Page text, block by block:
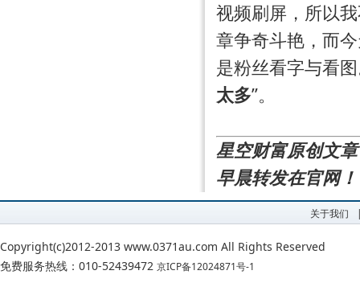
视频刷屏，所以
章争奇斗艳，而
是粉丝看字与看
太多”。
星空财富原创文
早晨转发在官网！
关于我们
Copyright(c)2012-2013 www.0371au.com All Rights Reserved
免费服务热线：010-52439472 京ICP备12024871号-1